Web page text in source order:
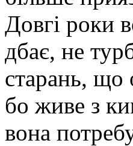
Довгі роки
дбає, не
старань, що
бо живе з
вона